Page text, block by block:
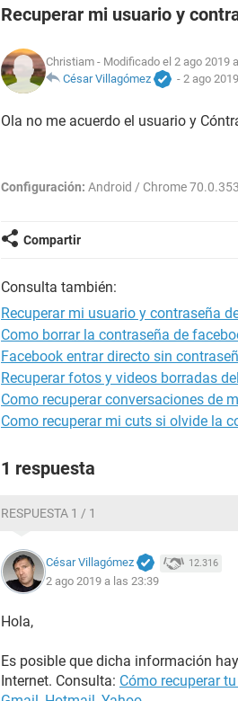
Recuperar mi usuario y
Christiam - Modificado el 2 ago 2019
César Villagómez
- 2 ago
Ola no me acuerdo el usuario y
Configuración: Android / Chrome
Compartir
Consulta también:
Recuperar mi usuario y contraseña
Como borrar la contraseña de
Facebook entrar directo sin
Recuperar fotos y videos borradas
Como recuperar conversaciones de
Como recuperar mi cuts si olvide la
1 respuesta
RESPUESTA 1 / 1
César Villagómez 12.316
2 ago 2019 a las 23:39
Hola,
Es posible que dicha información
Internet. Consulta: Cómo recuperar